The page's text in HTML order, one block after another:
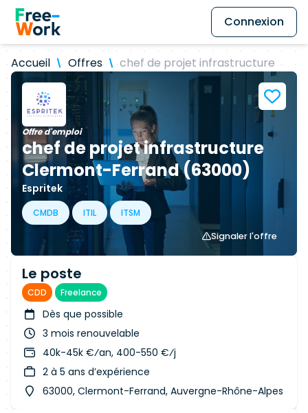
Connexion
Accueil Offres chef de projet infrastructure
Offre d'emploi
chef de projet infrastructure
Clermont-Ferrand (63000)
Espritek
CMDB ITIL
ITSM
Signaler l'offre
Le poste
CDD Freelance
Dès que possible
3 mois renouvelable
40k-45k €⁄an, 400-550 €⁄j
2 à 5 ans d’expérience
63000, Clermont-Ferrand, Auvergne-Rhône-Alpes